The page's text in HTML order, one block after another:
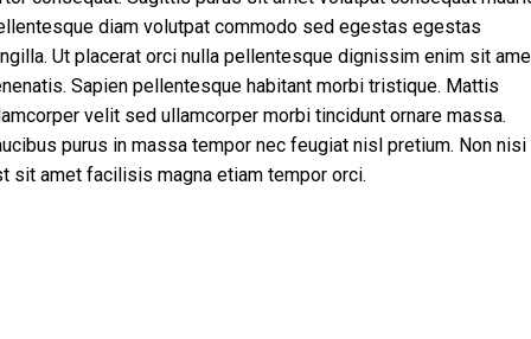
diam volutpat commodo sed egestas egestas
Ut placerat orci nulla pellentesque dignissim enim sit
Sapien pellentesque habitant morbi tristique. Mattis
velit sed ullamcorper morbi tincidunt ornare massa.
purus in massa tempor nec feugiat nisl pretium. Non nisi
sit amet facilisis magna etiam tempor orci.